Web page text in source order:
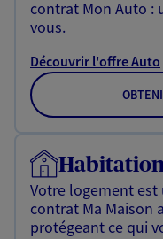
contrat Mon Auto :
vous.
Découvrir l'offre Auto
Habitation
Votre logement est
contrat Ma Maison
protégeant ce qui